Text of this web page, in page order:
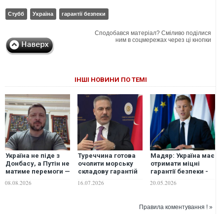
Стубб Україна гарантії безпеки
Сподобався матеріал? Сміливо поділися
ним в соцмережах через ці кнопки
ІНШІ НОВИНИ ПО ТЕМІ
Україна не піде з
Донбасу, а Путін не
матиме перемоги —
Зеленський про
ситуацію на фронті
08.08.2026
Туреччина готова
очолити морську
складову гарантій
безпеки для
України - Фідан
16.07.2026
Мадяр: Україна має
отримати міцні
гарантії безпеки -
не такі, як
Будапештський
20.05.2026
Правила коментування ! »